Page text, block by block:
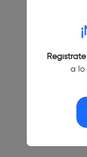
a lo